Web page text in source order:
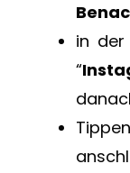
in der
“